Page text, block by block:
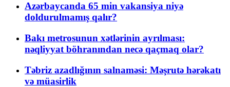
Azərbaycanda 65 min vakansiya niyə
doldurulmamış qalır?
Bakı metrosunun xətlərinin ayrılması:
nəqliyyat böhranından necə qaçmaq olar?
Təbriz azadlığının salnaməsi: Məşrutə hərəkatı
və müasirlik